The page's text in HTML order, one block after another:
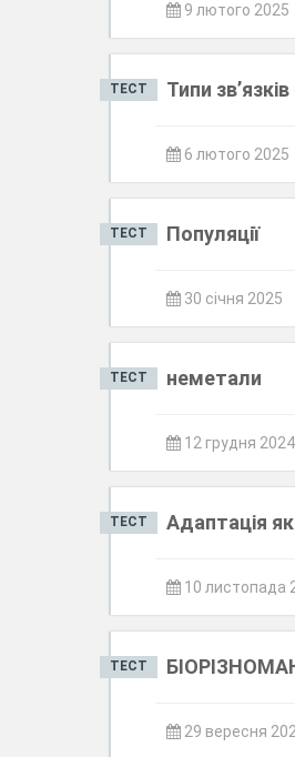
9 лютого 2025
ТЕСТ Типи
6 лютого 2025
ТЕСТ Популяції
30 січня 2025
ТЕСТ неметали
12 грудня 2024
ТЕСТ Адаптація
10 листопада
ТЕСТ
29 вересня